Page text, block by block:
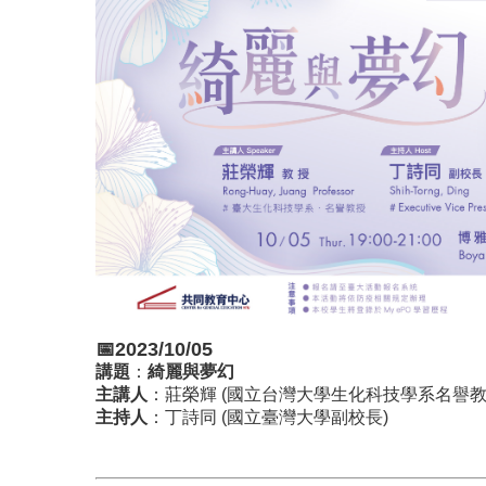
📅2023/10/05
講題 ： 綺麗與夢幻
主講人 ：莊榮輝 (國立台灣大學生化科技學系名譽
主持人 ：丁詩同 (國立臺灣大學副校長)